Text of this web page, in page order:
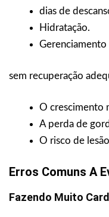
dias de
Hidratação.
Gerenciamento
sem recuperação
O crescimento
A perda de
O risco de
Erros Comuns A
Fazendo Muito